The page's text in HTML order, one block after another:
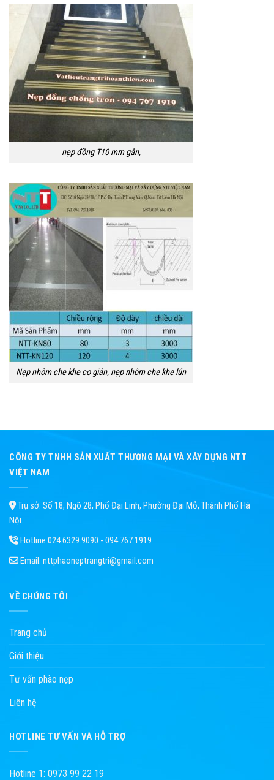
nẹp đồng T10 mm gân,
Nẹp nhôm che khe co giản, nẹp nhôm che khe lún
CÔNG TY TNHH SẢN XUẤT THƯƠNG MẠI VÀ XÂY DỰNG NTT
VIỆT NAM
Trụ sở: Số 18, Ngõ 28, Phố Đại Linh, Phường Đại Mỗ, Thành Phố Hà
Nội.
Hotline:024.6329.9090 - 094.767.1919
Email: nttphaoneptrangtri@gmail.com
VỀ CHÚNG TÔI
Trang chủ
Giới thiệu
Tư vấn phào nẹp
Liên hệ
HOTLINE TƯ VẤN VÀ HỖ TRỢ
Hotline 1: 0973 99 22 19